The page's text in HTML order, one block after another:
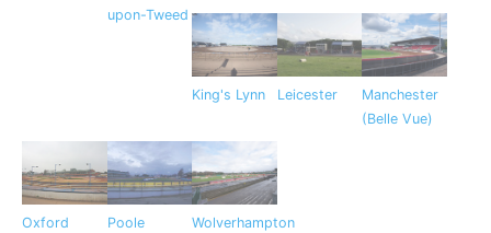
upon-Tweed
King's Lynn Leicester
Manchester
(Belle Vue)
Oxford Poole Wolverhampton